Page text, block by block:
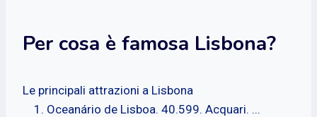
Per cosa è famosa Lisbona?
Le principali attrazioni a Lisbona
Oceanário de Lisboa. 40.599. Acquari. ...